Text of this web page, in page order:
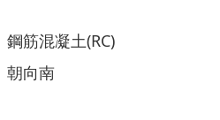
鋼筋混凝土(RC)
朝向南